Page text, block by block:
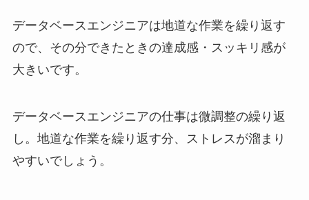
データベースエンジニアは地道な作業を繰り返す
ので、その分できたときの達成感・スッキリ感が
大きいです。
データベースエンジニアの仕事は微調整の繰り返
し。地道な作業を繰り返す分、ストレスが溜まり
やすいでしょう。